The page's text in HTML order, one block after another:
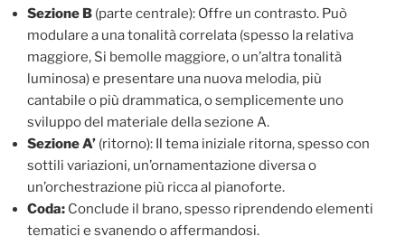
Sezione B (parte centrale): Offre un contrasto. Può
modulare a una tonalità correlata (spesso la relativa
maggiore, Si bemolle maggiore, o un’altra tonalità
luminosa) e presentare una nuova melodia, più
cantabile o più drammatica, o semplicemente uno
sviluppo del materiale della sezione A.
Sezione A’ (ritorno): Il tema iniziale ritorna, spesso con
sottili variazioni, un’ornamentazione diversa o
un’orchestrazione più ricca al pianoforte.
Coda: Conclude il brano, spesso riprendendo elementi
tematici e svanendo o affermandosi.